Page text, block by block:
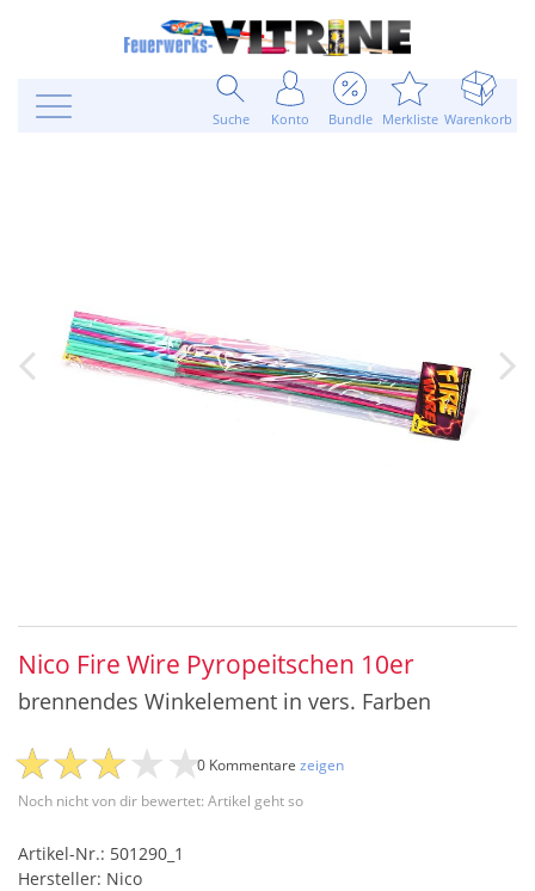
Suche Konto Bundle Merkliste Warenkorb
Nico Fire Wire Pyropeitschen 10er
brennendes Winkelement in vers. Farben
Noch nicht von dir bewertet: Artikel geht so
0 Kommentare zeigen
Artikel-Nr.: 501290_1
Hersteller: Nico